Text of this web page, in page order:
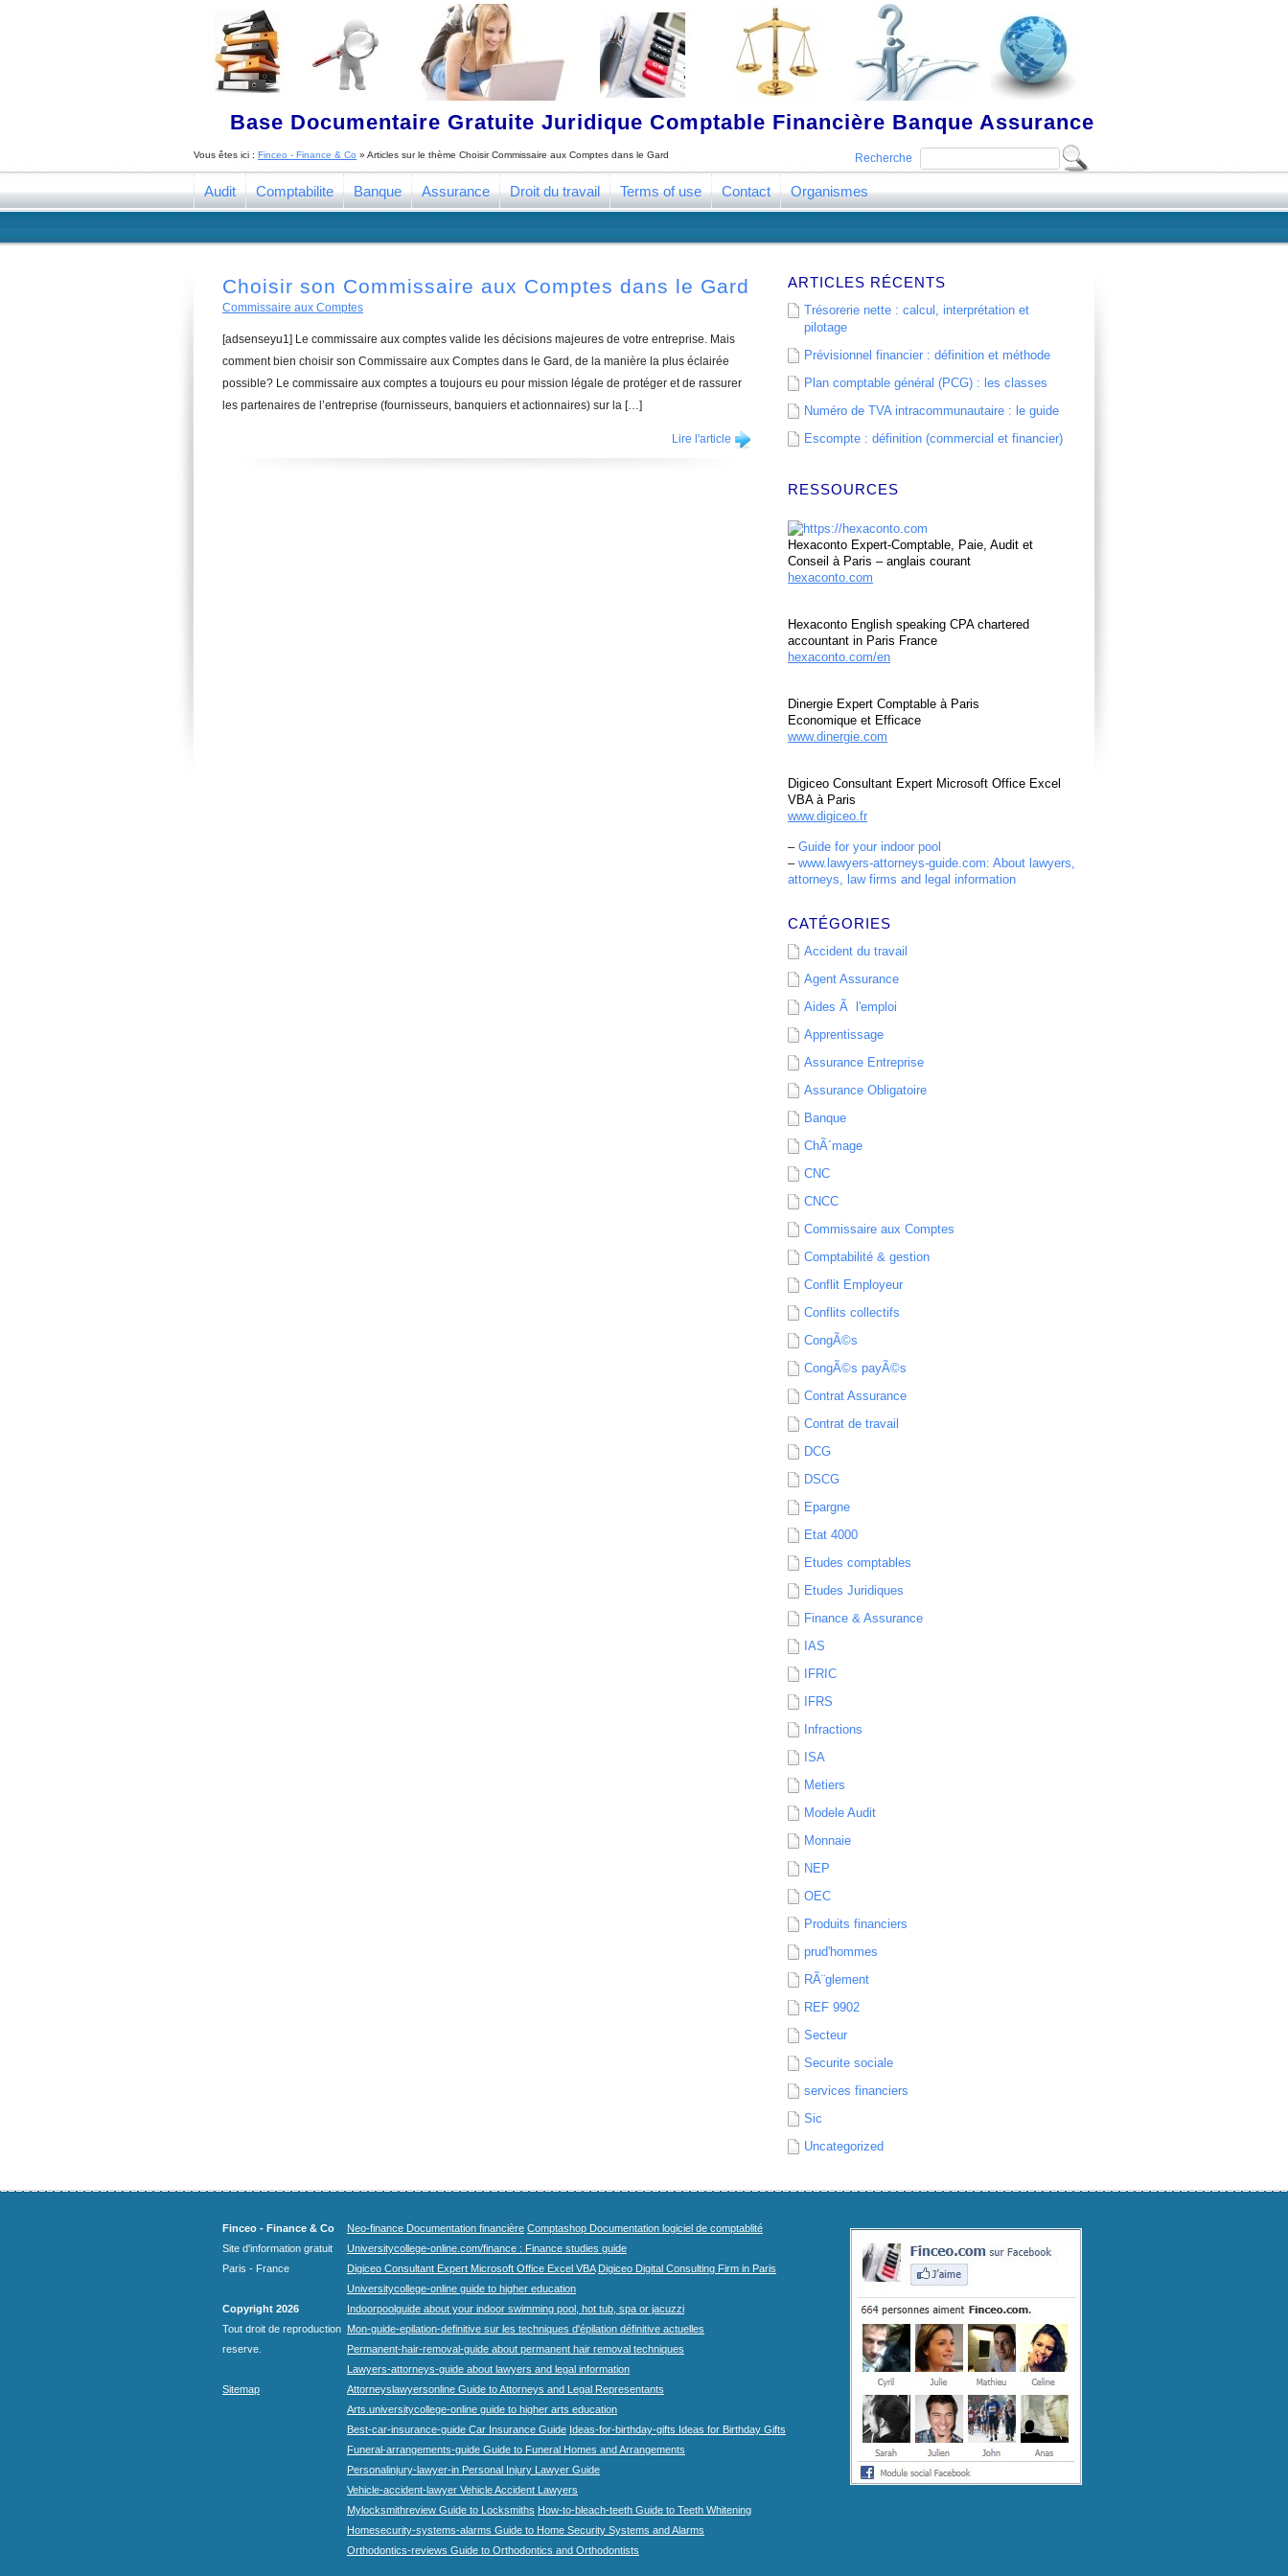
Base Documentaire Gratuite Juridique Comptable Financière Banque Assurance
Recherche
Vous êtes ici : Finceo - Finance & Co » Articles sur le thème Choisir Commissaire aux Comptes dans le Gard
Audit Comptabilite Banque Assurance Droit du travail Terms of use Contact Organismes
Choisir son Commissaire aux Comptes dans le Gard
Commissaire aux Comptes
[adsenseyu1] Le commissaire aux comptes valide les décisions majeures de votre entreprise. Mais
comment bien choisir son Commissaire aux Comptes dans le Gard, de la manière la plus éclairée
possible? Le commissaire aux comptes a toujours eu pour mission légale de protéger et de rassurer
les partenaires de l’entreprise (fournisseurs, banquiers et actionnaires) sur la […]
Lire l'article
ARTICLES RÉCENTS
Trésorerie nette : calcul, interprétation et
pilotage
Prévisionnel financier : définition et méthode
Plan comptable général (PCG) : les classes
Numéro de TVA intracommunautaire : le guide
Escompte : définition (commercial et financier)
RESSOURCES
Hexaconto Expert-Comptable, Paie, Audit et
Conseil à Paris – anglais courant
hexaconto.com
Hexaconto English speaking CPA chartered
accountant in Paris France
hexaconto.com/en
Dinergie Expert Comptable à Paris
Economique et Efficace
www.dinergie.com
Digiceo Consultant Expert Microsoft Office Excel
VBA à Paris
www.digiceo.fr
– Guide for your indoor pool
– www.lawyers-attorneys-guide.com: About lawyers,
attorneys, law firms and legal information
CATÉGORIES
Accident du travail
Agent Assurance
Aides Ã l'emploi
Apprentissage
Assurance Entreprise
Assurance Obligatoire
Banque
ChÃ´mage
CNC
CNCC
Commissaire aux Comptes
Comptabilité & gestion
Conflit Employeur
Conflits collectifs
CongÃ©s
CongÃ©s payÃ©s
Contrat Assurance
Contrat de travail
DCG
DSCG
Epargne
Etat 4000
Etudes comptables
Etudes Juridiques
Finance & Assurance
IAS
IFRIC
IFRS
Infractions
ISA
Metiers
Modele Audit
Monnaie
NEP
OEC
Produits financiers
prud'hommes
RÃ¨glement
REF 9902
Secteur
Securite sociale
services financiers
Sic
Uncategorized
Finceo - Finance & Co
Site d'information gratuit
Paris - France
Copyright 2026
Tout droit de reproduction
reserve.
Sitemap
Neo-finance Documentation financière Comptashop Documentation logiciel de comptablité
Universitycollege-online.com/finance : Finance studies guide
Digiceo Consultant Expert Microsoft Office Excel VBA Digiceo Digital Consulting Firm in Paris
Universitycollege-online guide to higher education
Indoorpoolguide about your indoor swimming pool, hot tub, spa or jacuzzi
Mon-guide-epilation-definitive sur les techniques d'épilation définitive actuelles
Permanent-hair-removal-guide about permanent hair removal techniques
Lawyers-attorneys-guide about lawyers and legal information
Attorneyslawyersonline Guide to Attorneys and Legal Representants
Arts.universitycollege-online guide to higher arts education
Best-car-insurance-guide Car Insurance Guide Ideas-for-birthday-gifts Ideas for Birthday Gifts
Funeral-arrangements-guide Guide to Funeral Homes and Arrangements
Personalinjury-lawyer-in Personal Injury Lawyer Guide
Vehicle-accident-lawyer Vehicle Accident Lawyers
Mylocksmithreview Guide to Locksmiths How-to-bleach-teeth Guide to Teeth Whitening
Homesecurity-systems-alarms Guide to Home Security Systems and Alarms
Orthodontics-reviews Guide to Orthodontics and Orthodontists